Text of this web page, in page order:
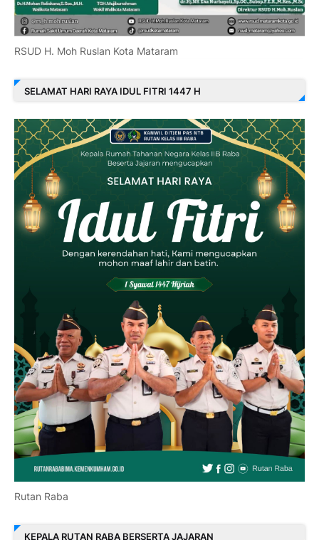
RSUD H. Moh Ruslan Kota Mataram
SELAMAT HARI RAYA IDUL FITRI 1447 H
Rutan Raba
KEPALA RUTAN RABA BERSERTA JAJARAN